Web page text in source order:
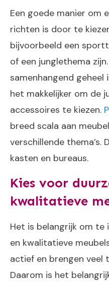
Een goede manier om
richten is door te
bijvoorbeeld een
of een junglethema
samenhangend geheel
het makkelijker om de
accessoires te kiezen.
breed scala aan
verschillende thema’s.
kasten en bureaus.
Kies voor
kwalitatieve
Het is belangrijk om te
en kwalitatieve
actief en brengen veel
Daarom is het